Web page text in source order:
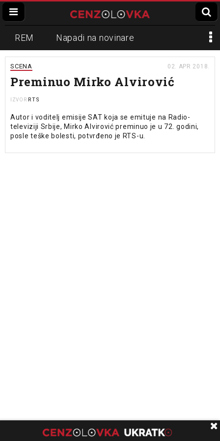
REM Napadi na novinare
Zvučni top
Propaganda Lokalni mediji
SCENA 02. APR 2018.
Preminuo Mirko Alvirović
IZVOR RTS
Autor i voditelj emisije SAT koja se emituje na Radio-
televiziji Srbije, Mirko Alvirović preminuo je u 72. godini,
posle teške bolesti, potvrđeno je RTS-u.